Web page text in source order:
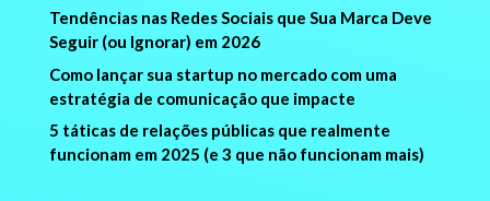
Tendências nas Redes Sociais que Sua Marca Deve
Seguir (ou Ignorar) em 2026
Como lançar sua startup no mercado com uma
estratégia de comunicação que impacte
5 táticas de relações públicas que realmente
funcionam em 2025 (e 3 que não funcionam mais)